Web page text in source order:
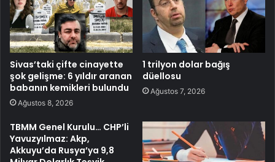
Sivas’taki çifte cinayette
şok gelişme: 6 yıldır aranan
babanın kemikleri bulundu
Ağustos 8, 2026
1 trilyon dolar bağış
düellosu
Ağustos 7, 2026
TBMM Genel Kurulu… CHP’li
Yavuzyılmaz: Akp,
Akkuyu’da Rusya’ya 9,8